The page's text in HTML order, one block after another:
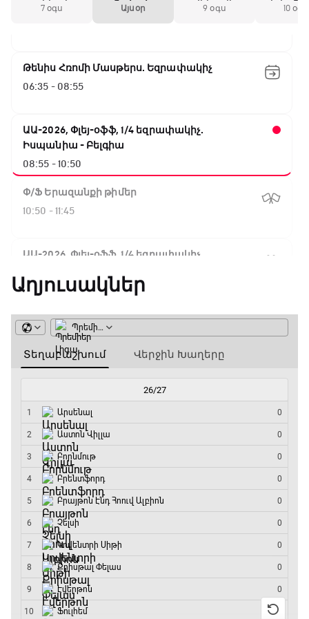
7 օգս Այսօր 9 օգս 10 օգս
Փ/Ֆ Սպասումներին հակառակ
Թենիս Հռոմի Մասթերս. Եզրափակիչ
06:35 - 08:55
ԱԱ-2026, Փլեյ-օֆֆ, 1/4 եզրափակիչ.
Իսպանիա - Բելգիա
08:55 - 10:50
Փ/Ֆ Երազանքի թիմեր
10:50 - 11:45
ԱԱ-2026, Փլեյ-օֆֆ, 1/4 եզրափակիչ.
11:45 - 14:30
GOAT. Մարզիչներ
14:30 - 15:00
Ֆորմուլա 1. Բելգիայի Գրան Պրի. Մրցարշավ
15:30 - 17:25
ԱԱ-2026, Փլեյ-օֆֆ, 1/4 եզրափակիչ.
Արգենտինա - Շվեյցարիա
17:25 - 20:10
Լա լիգայի ստադիոնները
20:10 - 20:20
Աղյուսակներ